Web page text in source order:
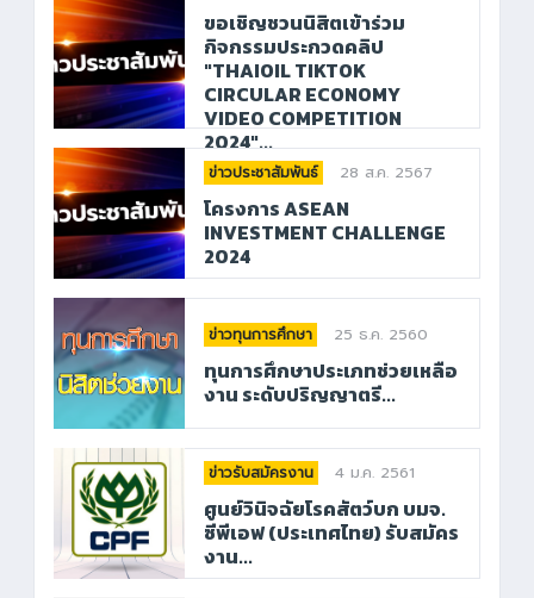
ขอเชิญชวนนิสิตเข้าร่วม
กิจกรรมประกวดคลิป
"THAIOIL TIKTOK
CIRCULAR ECONOMY
VIDEO COMPETITION
2024"...
ข่าวประชาสัมพันธ์ 28 ส.ค. 2567
โครงการ ASEAN
INVESTMENT CHALLENGE
2024
ข่าวทุนการศึกษา 25 ธ.ค. 2560
ทุนการศึกษาประเภทช่วยเหลือ
งาน ระดับปริญญาตรี...
ข่าวรับสมัครงาน 4 ม.ค. 2561
ศูนย์วินิจฉัยโรคสัตว์บก บมจ.
ซีพีเอฟ (ประเทศไทย) รับสมัคร
งาน...